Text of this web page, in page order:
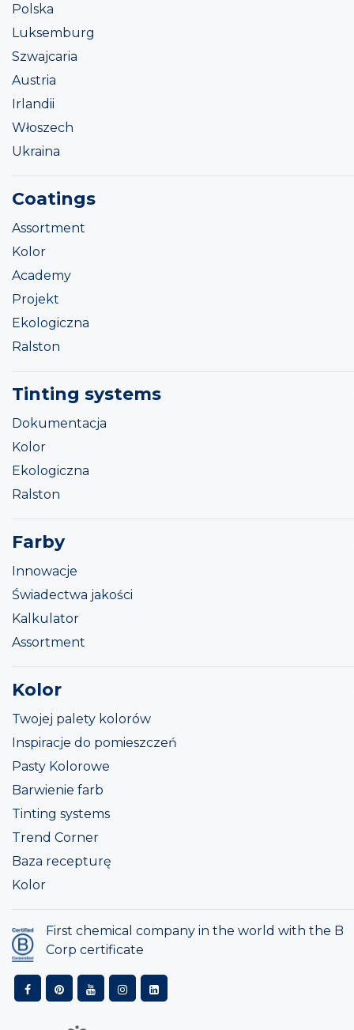
Polska
Luksemburg
Szwajcaria
Austria
Irlandii
Włoszech
Ukraina
Coatings
Assortment
Kolor
Academy
Projekt
Ekologiczna
Ralston
Tinting systems
Dokumentacja
Kolor
Ekologiczna
Ralston
Farby
Innowacje
Świadectwa jakości
Kalkulator
Assortment
Kolor
Twojej palety kolorów
Inspiracje do pomieszczeń
Pasty Kolorowe
Barwienie farb
Tinting systems
Trend Corner
Baza recepturę
Kolor
First chemical company in the world with the B
Corp certificate